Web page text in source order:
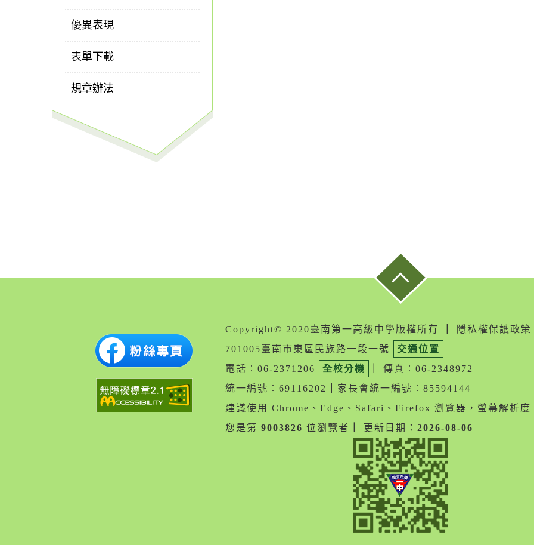
優異表現
表單下載
規章辦法
Copyright© 2020臺南第一高級中學版權所有 隱私權保護政策
701005臺南市東區民族路一段一號
交通位置
電話︰06-2371206
全校分機
傳真︰06-2348972
統一編號︰69116202
家長會統一編號︰85594144
建議使用 Chrome、Edge、Safari、Firefox 瀏覽器，螢幕解析
您是第 9003826 位瀏覽者 更新日期： 2026-08-06